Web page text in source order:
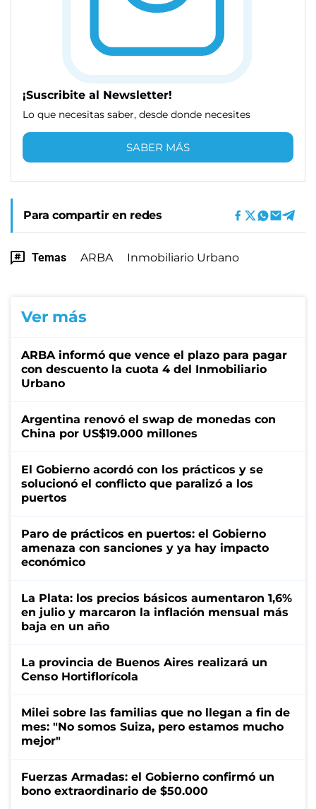
¡Suscribite al Newsletter!
Lo que necesitas saber, desde donde necesites
SABER MÁS
Para compartir en redes
Temas ARBA Inmobiliario Urbano
Ver más
ARBA informó que vence el plazo para pagar
con descuento la cuota 4 del Inmobiliario
Urbano
Argentina renovó el swap de monedas con
China por US$19.000 millones
El Gobierno acordó con los prácticos y se
solucionó el conflicto que paralizó a los
puertos
Paro de prácticos en puertos: el Gobierno
amenaza con sanciones y ya hay impacto
económico
La Plata: los precios básicos aumentaron 1,6%
en julio y marcaron la inflación mensual más
baja en un año
La provincia de Buenos Aires realizará un
Censo Hortiflorícola
Milei sobre las familias que no llegan a fin de
mes: "No somos Suiza, pero estamos mucho
mejor"
Fuerzas Armadas: el Gobierno confirmó un
bono extraordinario de $50.000